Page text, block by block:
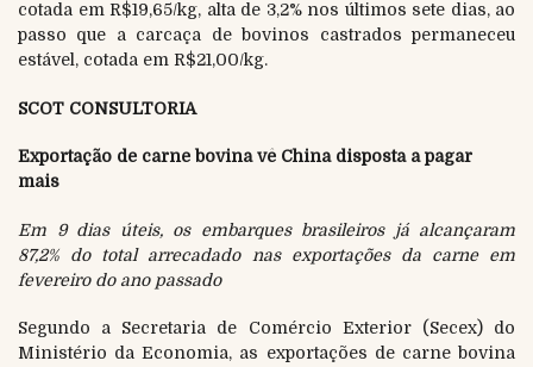
cotada em R$19,65/kg, alta de 3,2% nos últimos sete dias, ao
passo que a carcaça de bovinos castrados permaneceu
estável, cotada em R$21,00/kg.
SCOT CONSULTORIA
Exportação de carne bovina vê China disposta a pagar
mais
Em 9 dias úteis, os embarques brasileiros já alcançaram
87,2% do total arrecadado nas exportações da carne em
fevereiro do ano passado
Segundo a Secretaria de Comércio Exterior (Secex) do
Ministério da Economia, as exportações de carne bovina